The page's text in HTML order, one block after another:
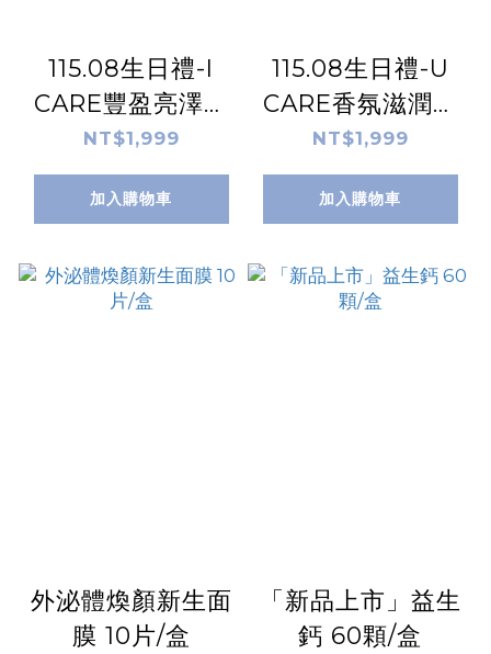
115.08生日禮-I
CARE豐盈亮澤洗
髮露300ml
NT$1,999
加入購物車
115.08生日禮-U
CARE香氛滋潤護
手霜-梔子花50ml
NT$1,999
加入購物車
外泌體煥顏新生面
膜 10片/盒
「新品上市」益生
鈣 60顆/盒